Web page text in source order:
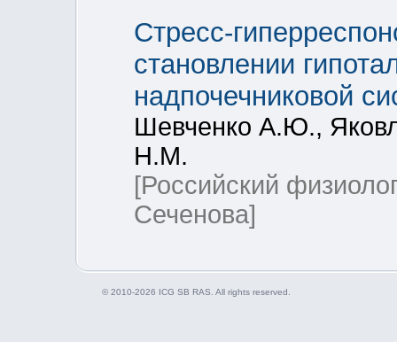
Стресс-
становлении
надпочечниковой
Шевченко А.Ю.,
Н.М.
[Российский
Сеченова]
© 2010-2026 ICG SB RAS. All rights reserved.